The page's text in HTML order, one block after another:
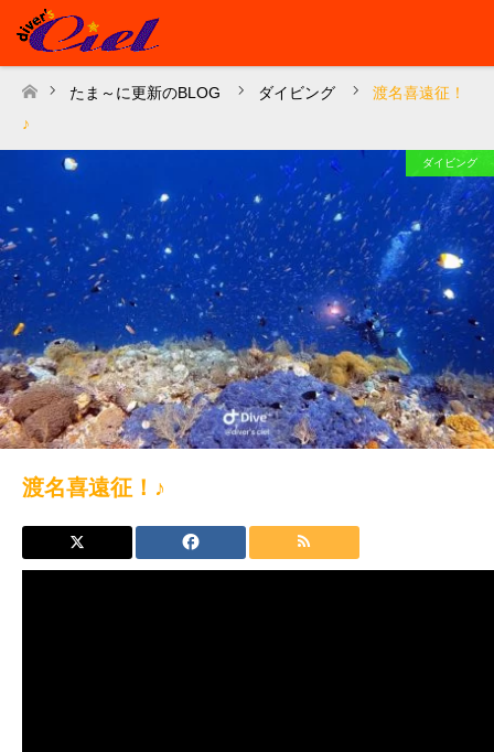
ホーム
たま～に更新のBLOG ダイビング
渡名喜遠征！
♪
ダイビング
渡名喜遠征！♪